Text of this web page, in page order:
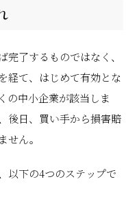
了するものではなく、
経て、はじめて有効とな
の中小企業が該当しま
後日、買い手から損害賠
せん。
以下の4つのステップで